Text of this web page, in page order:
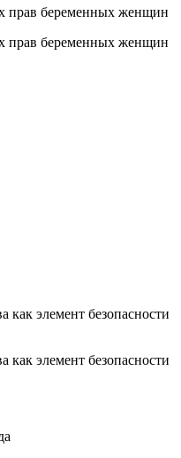
прав беременных женщин
прав беременных женщин
как элемент безопасности
как элемент безопасности